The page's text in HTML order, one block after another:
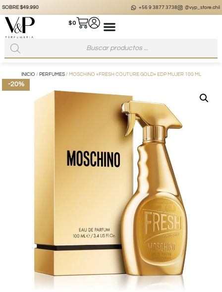
@vyp_store.chile vypstore.cl
$0
INICIO / PERFUMES/ MOSCHINO «FRESH COUTURE GOLD» EDP MUJER 100 ML
-20%